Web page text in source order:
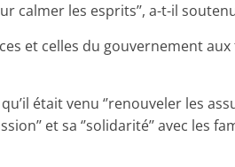
calmer les esprits’’, a-t-il
et celles du gouvernement aux
était venu ‘’renouveler les
et sa ‘’solidarité’’ avec les